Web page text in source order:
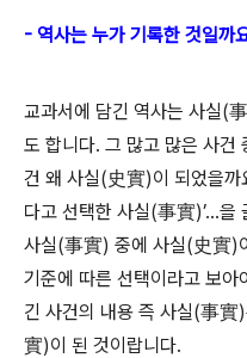
- 역사는 누가 기록한 것일까
교과서에 담긴 역사는 사실(
도 합니다. 그 많고 많은 사
건 왜 사실(史實)이 되었을까
다고 선택한 사실(事實)’...을
사실(事實) 중에 사실(史實)
기준에 따른 선택이라고 보
긴 사건의 내용 즉 사실(事
實)이 된 것이랍니다.